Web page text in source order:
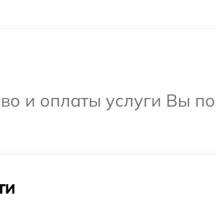
и оплаты услуги Вы